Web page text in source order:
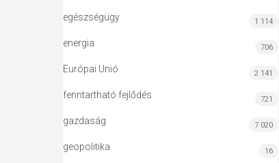
egészségügy 1 114
energia 706
Európai Unió 2 141
fenntartható fejlődés 721
gazdaság 7 020
geopolitika 16